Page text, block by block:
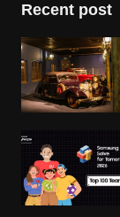
Recent post